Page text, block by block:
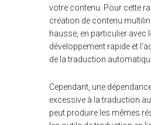
votre contenu. Pour cette
création de contenu
hausse, en particulier avec
développement rapide et
de la traduction
Cependant, une
excessive à la traduction
peut produire les mêmes